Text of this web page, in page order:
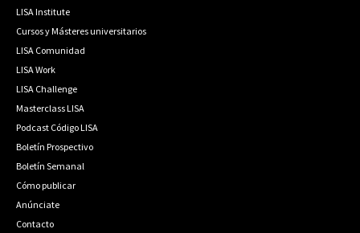
LISA Institute
Cursos y Másteres universitarios
LISA Comunidad
LISA Work
LISA Challenge
Masterclass LISA
Podcast Código LISA
Boletín Prospectivo
Boletín Semanal
Cómo publicar
Anúnciate
Contacto